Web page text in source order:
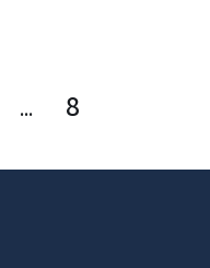
... 8